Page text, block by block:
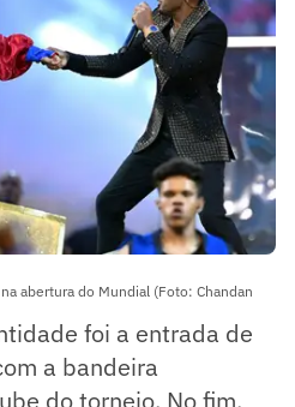
abertura do Mundial (Foto: Chandan
foi a entrada de
a bandeira
do torneio. No fim,